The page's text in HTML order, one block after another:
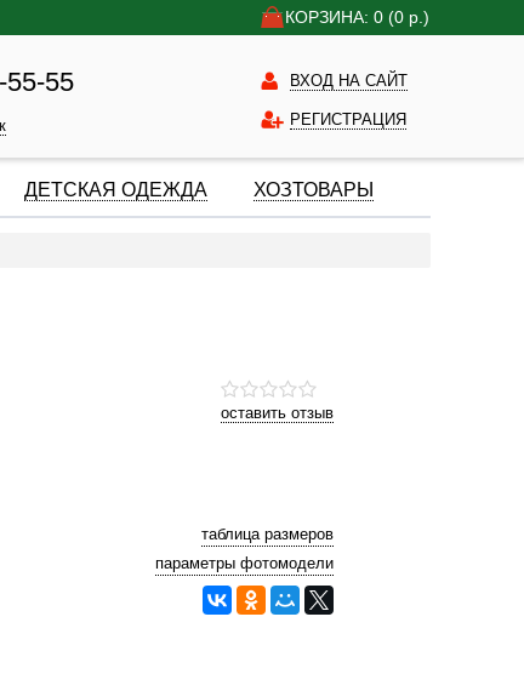
КОРЗИНА: 0 (0 р.)
55-55 ВХОД НА САЙТ
РЕГИСТРАЦИЯ
ДЕТСКАЯ ОДЕЖДА ХОЗТОВАРЫ
оставить отзыв
таблица размеров
параметры фотомодели